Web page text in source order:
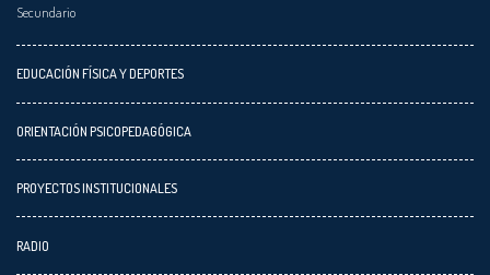
Secundario
EDUCACIÓN FÍSICA Y DEPORTES
ORIENTACIÓN PSICOPEDAGÓGICA
PROYECTOS INSTITUCIONALES
RADIO